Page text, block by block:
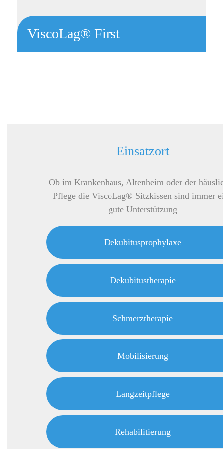
ViscoLag® First
Einsatzort
Ob im Krankenhaus, Altenheim oder der
Pflege die ViscoLag® Sitzkissen sind immer
gute Unterstützung
Dekubitusprophylaxe
Dekubitustherapie
Schmerztherapie
Mobilisierung
Langzeitpflege
Rehabilitierung